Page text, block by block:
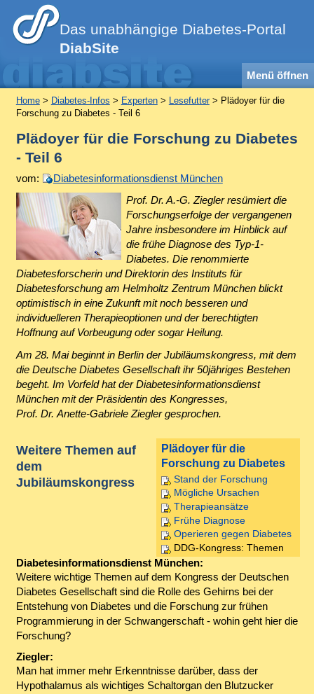
Das unabhängige Diabetes-Portal
DiabSite
Menü öffnen
Home> Diabetes-Infos > Experten> Lesefutter> Plädoyer für die
Forschung zu Diabetes - Teil 6
Plädoyer für die Forschung zu Diabetes
- Teil 6
vom:
Diabetesinformationsdienst München
Prof. Dr. A.-G. Ziegler resümiert die
Forschungserfolge der vergangenen
Jahre insbesondere im Hinblick auf
die frühe Diagnose des Typ-1-
Diabetes. Die renommierte
Diabetesforscherin und Direktorin des Instituts für
Diabetesforschung am Helmholtz Zentrum München blickt
optimistisch in eine Zukunft mit noch besseren und
individuelleren Therapieoptionen und der berechtigten
Hoffnung auf Vorbeugung oder sogar Heilung.
Am 28. Mai beginnt in Berlin der Jubiläumskongress, mit dem
die Deutsche Diabetes Gesellschaft ihr 50jähriges Bestehen
begeht. Im Vorfeld hat der Diabetesinformationsdienst
München mit der Präsidentin des Kongresses,
Prof. Dr. Anette-Gabriele Ziegler gesprochen.
Plädoyer für die
Forschung zu Diabetes
Stand der Forschung
Mögliche Ursachen
Therapieansätze
Frühe Diagnose
Operieren gegen Diabetes
DDG-Kongress: Themen
Weitere Themen auf
dem
Jubiläumskongress
Diabetesinformationsdienst München:
Weitere wichtige Themen auf dem Kongress der Deutschen
Diabetes Gesellschaft sind die Rolle des Gehirns bei der
Entstehung von Diabetes und die Forschung zur frühen
Programmierung in der Schwangerschaft - wohin geht hier die
Forschung?
Ziegler:
Man hat immer mehr Erkenntnisse darüber, dass der
Hypothalamus als wichtiges Schaltorgan den Blutzucker